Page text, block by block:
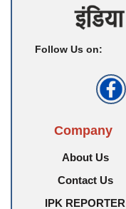
Follow Us on:
Company
About Us
Contact Us
IPK REPORTER